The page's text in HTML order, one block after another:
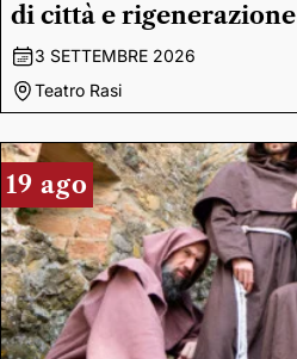
di città e rigenerazione
3 SETTEMBRE 2026
Teatro Rasi
19 ago